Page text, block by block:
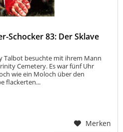
Schocker 83: Der Sklave
Talbot besuchte mit ihrem Mann
Cemetery. Es war fünf Uhr
wie ein Moloch über den
flackerten...
Merken